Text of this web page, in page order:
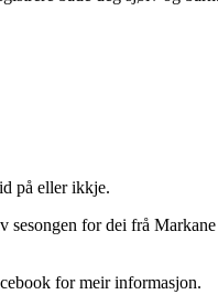
på eller ikkje.
for dei frå
for meir informasjon.